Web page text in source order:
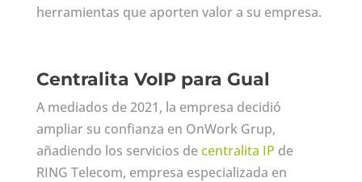
herramientas que aporten valor a su empresa.
Centralita VoIP para Gual
A mediados de 2021, la empresa decidió
ampliar su confianza en OnWork Grup,
añadiendo los servicios decentralita IP de
RING Telecom, empresa especializada en